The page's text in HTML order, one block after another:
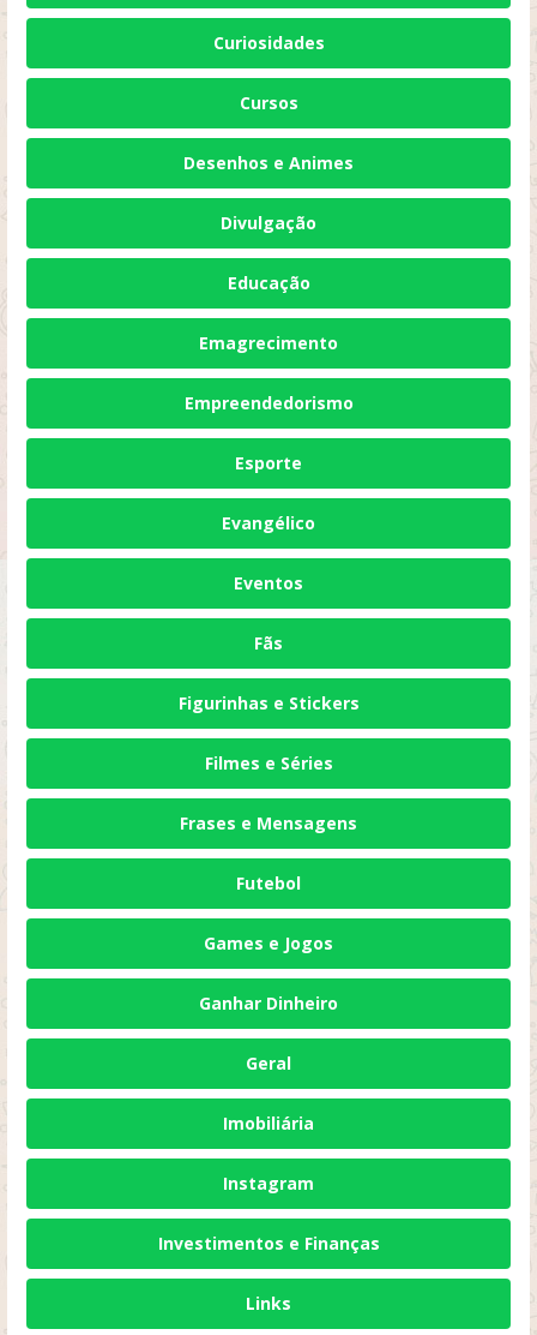
Curiosidades
Cursos
Desenhos e Animes
Divulgação
Educação
Emagrecimento
Empreendedorismo
Esporte
Evangélico
Eventos
Fãs
Figurinhas e Stickers
Filmes e Séries
Frases e Mensagens
Futebol
Games e Jogos
Ganhar Dinheiro
Geral
Imobiliária
Instagram
Investimentos e Finanças
Links